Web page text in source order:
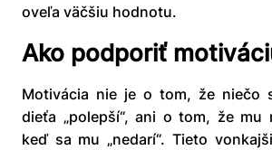
oveľa väčšiu hodnotu.
Ako podporiť
Motivácia nie je o tom, že niečo
dieťa „polepší“, ani o tom, že mu
keď sa mu „nedarí“. Tieto